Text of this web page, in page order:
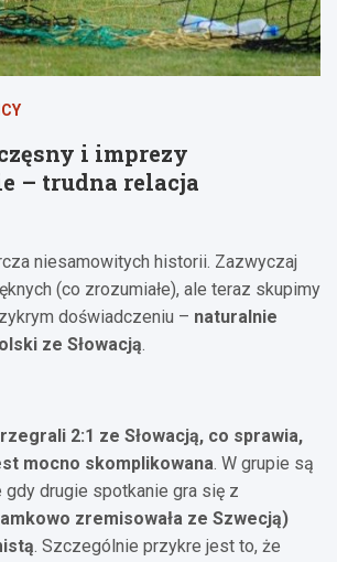
i imprezy
– trudna relacja
niesamowitych historii. Zazwyczaj
(co zrozumiałe), ale teraz skupimy
doświadczeniu – naturalnie
ze Słowacją.
2:1 ze Słowacją, co sprawia,
mocno skomplikowana. W grupie są
gdy drugie spotkanie gra się z
zremisowała ze Szwecją)
. Szczególnie przykre jest to, że